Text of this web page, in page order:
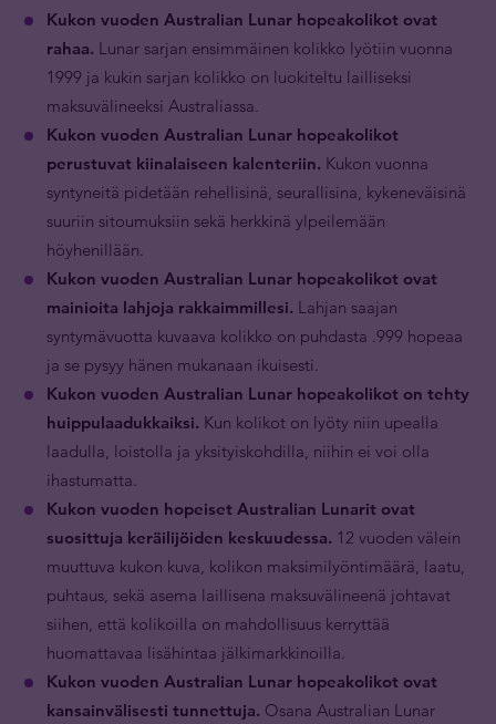
Kukon vuoden Australian Lunar hopeakolikot ovat
rahaa. Lunar sarjan ensimmäinen kolikko lyötiin vuonna
1999 ja kukin sarjan kolikko on luokiteltu lailliseksi
maksuvälineeksi Australiassa.
Kukon vuoden Australian Lunar hopeakolikot
perustuvat kiinalaiseen kalenteriin. Kukon vuonna
syntyneitä pidetään rehellisinä, seurallisina, kykeneväisinä
suuriin sitoumuksiin sekä herkkinä ylpeilemään
höyhenillään.
Kukon vuoden Australian Lunar hopeakolikot ovat
mainioita lahjoja rakkaimmillesi. Lahjan saajan
syntymävuotta kuvaava kolikko on puhdasta .999 hopeaa
ja se pysyy hänen mukanaan ikuisesti.
Kukon vuoden Australian Lunar hopeakolikot on tehty
huippulaadukkaiksi. Kun kolikot on lyöty niin upealla
laadulla, loistolla ja yksityiskohdilla, niihin ei voi olla
ihastumatta.
Kukon vuoden hopeiset Australian Lunarit ovat
suosittuja keräilijöiden keskuudessa. 12 vuoden välein
muuttuva kukon kuva, kolikon maksimilyöntimäärä, laatu,
puhtaus, sekä asema laillisena maksuvälineenä johtavat
siihen, että kolikoilla on mahdollisuus kerryttää
huomattavaa lisähintaa jälkimarkkinoilla.
Kukon vuoden Australian Lunar hopeakolikot ovat
kansainvälisesti tunnettuja. Osana Australian Lunar